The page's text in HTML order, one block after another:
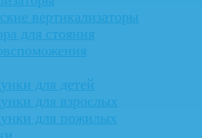
вертикализаторы
для стояния
для детей
для взрослых
для пожилых